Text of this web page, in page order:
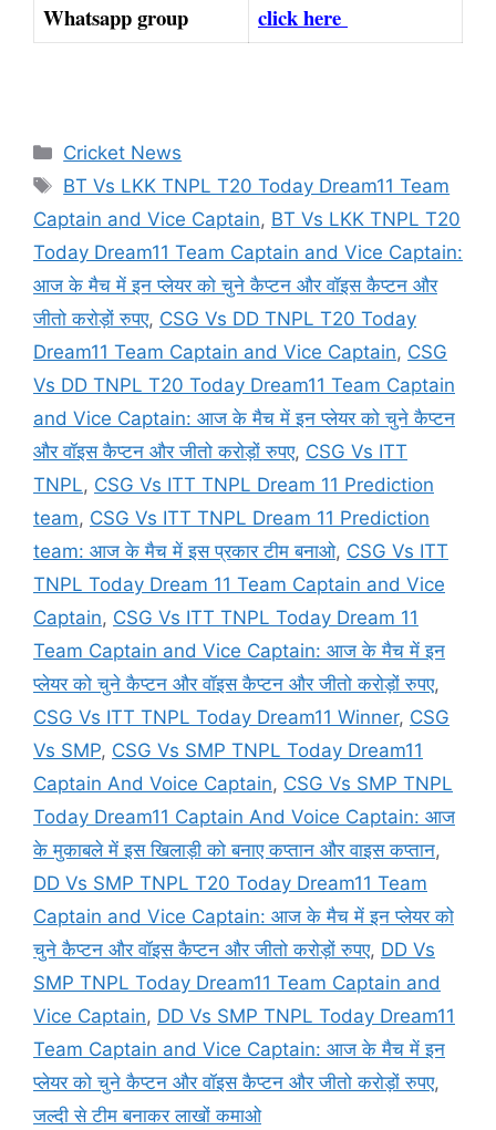
Whatsapp group
click here
Categories
Cricket News
Tags
BT Vs LKK TNPL T20 Today Dream11 Team
Captain and Vice Captain, BT Vs LKK TNPL T20
Today Dream11 Team Captain and Vice Captain:
आज के मैच में इन प्लेयर को चुने कैप्टन और वॉइस कैप्टन और
जीतो करोड़ों रुपए, CSG Vs DD TNPL T20 Today
Dream11 Team Captain and Vice Captain, CSG
Vs DD TNPL T20 Today Dream11 Team Captain
and Vice Captain: आज के मैच में इन प्लेयर को चुने कैप्टन
और वॉइस कैप्टन और जीतो करोड़ों रुपए, CSG Vs ITT
TNPL, CSG Vs ITT TNPL Dream 11 Prediction
team, CSG Vs ITT TNPL Dream 11 Prediction
team: आज के मैच में इस प्रकार टीम बनाओ, CSG Vs ITT
TNPL Today Dream 11 Team Captain and Vice
Captain, CSG Vs ITT TNPL Today Dream 11
Team Captain and Vice Captain: आज के मैच में इन
प्लेयर को चुने कैप्टन और वॉइस कैप्टन और जीतो करोड़ों रुपए,
CSG Vs ITT TNPL Today Dream11 Winner, CSG
Vs SMP, CSG Vs SMP TNPL Today Dream11
Captain And Voice Captain, CSG Vs SMP TNPL
Today Dream11 Captain And Voice Captain: आज
के मुकाबले में इस खिलाड़ी को बनाए कप्तान और वाइस कप्तान,
DD Vs SMP TNPL T20 Today Dream11 Team
Captain and Vice Captain: आज के मैच में इन प्लेयर को
चुने कैप्टन और वॉइस कैप्टन और जीतो करोड़ों रुपए, DD Vs
SMP TNPL Today Dream11 Team Captain and
Vice Captain, DD Vs SMP TNPL Today Dream11
Team Captain and Vice Captain: आज के मैच में इन
प्लेयर को चुने कैप्टन और वॉइस कैप्टन और जीतो करोड़ों रुपए,
जल्दी से टीम बनाकर लाखों कमाओ